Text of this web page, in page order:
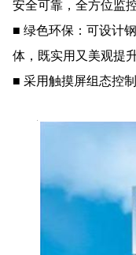
安全可靠，全方位监
■ 绿色环保：可设计
体，既实用又美观提
■ 采用触摸屏组态控